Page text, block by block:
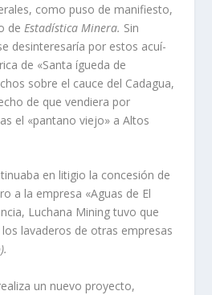
como puso de manifiesto,
deEstadí­sticaMinera. Sin
desinte­resarí­a por estos acuí­
de «Santa ígueda de
sobre el cauce del Cadagua,
de que vendiera por
el «pantano viejo» a Altos
en litigio la concesión de
a la empresa «Aguas de El
Luchana Mining tuvo que
lavaderos de otras empresas
un nuevo proyecto,